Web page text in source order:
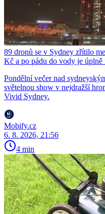
89 dronů se v Sydney zřítilo
Kč a po pádu do vody je úplně
Pondělní večer nad
světelnou show v nejdražší
Vivid Sydney.
Mobify.cz
6. 8. 2026, 21:56
4 min